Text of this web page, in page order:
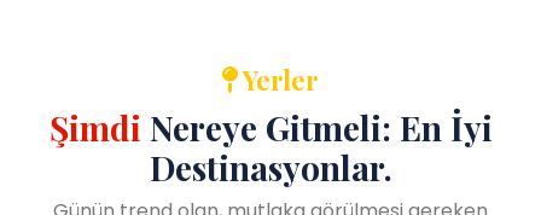
Yerler
Şimdi Nereye Gitmeli: En İyi
Destinasyonlar.